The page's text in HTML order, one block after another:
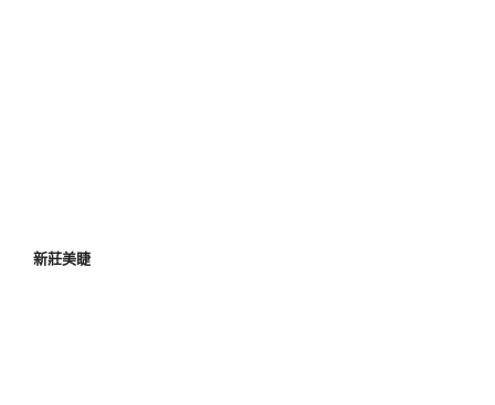
新莊美睫